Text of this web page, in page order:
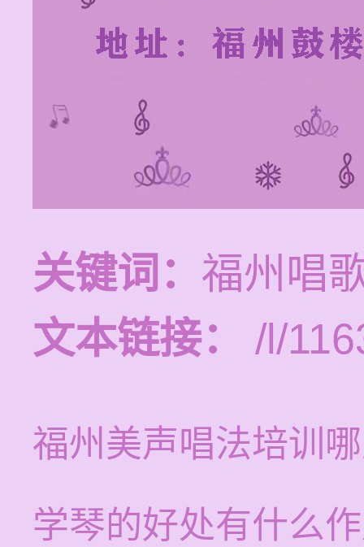
关键词： 福州唱
文本链接：
/l/
福州美声唱法培训
学琴的好处有什么